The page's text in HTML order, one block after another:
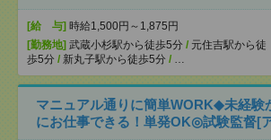
[給 与] 時給1,500円～1,875円
[勤務地] 武蔵小杉駅から徒歩5分 / 元住吉駅から徒
歩5分 / 新丸子駅から徒歩5分 / …
マニュアル通りに簡単WORK◆未経験
にお仕事できる！単発OK◎試験監督[